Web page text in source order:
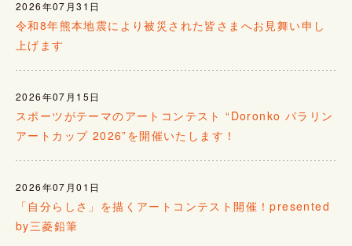
2026年07月31日
令和8年熊本地震により被災された皆さまへお見舞い申し
上げます
2026年07月15日
スポーツがテーマのアートコンテスト “Doronko パラリン
アートカップ 2026”を開催いたします！
2026年07月01日
「自分らしさ」を描くアートコンテスト開催！presented
by三菱鉛筆